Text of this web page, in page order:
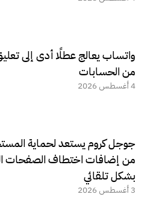
واتساب يعالج عطلًا أدى إلى
من الحسابات
4 أغسطس 2026
جوجل كروم يستعد لحماية
من إضافات اختطاف الصفحات
بشكل تلقائي
3 أغسطس 2026